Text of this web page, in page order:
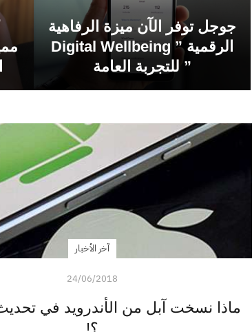
جوجل توفر الآن ميزة الرفاهية
الرقمية ” Digital Wellbeing
” للتجربة العامة
آخر الأخبار
24/06/2018
؟!